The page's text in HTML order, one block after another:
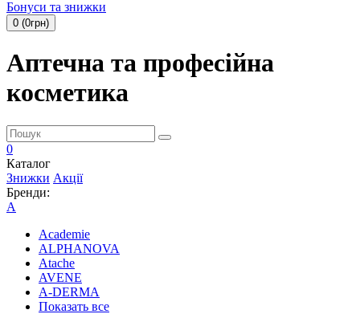
Бонуси та знижки
0 (0грн)
Аптечна та професійна
косметика
0
Каталог
Знижки Акції
Бренди:
A
Academie
ALPHANOVA
Atache
AVENE
A-DERMA
Показать все